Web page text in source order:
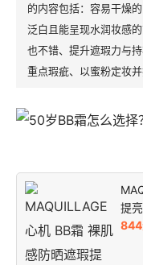
的内容包括：容易干燥
泛白且能呈现水润妆感
也不错、提升遮瑕力与
重点瑕疵、以蜜粉定妆并
提